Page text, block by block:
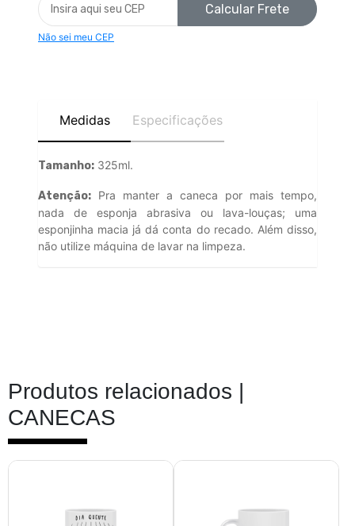
Calcular Frete
Não sei meu CEP
Medidas Especificações
Tamanho: 325ml.
Atenção: Pra manter a caneca por mais tempo,
nada de esponja abrasiva ou lava-louças; uma
esponjinha macia já dá conta do recado. Além disso,
não utilize máquina de lavar na limpeza.
Produtos relacionados |
CANECAS